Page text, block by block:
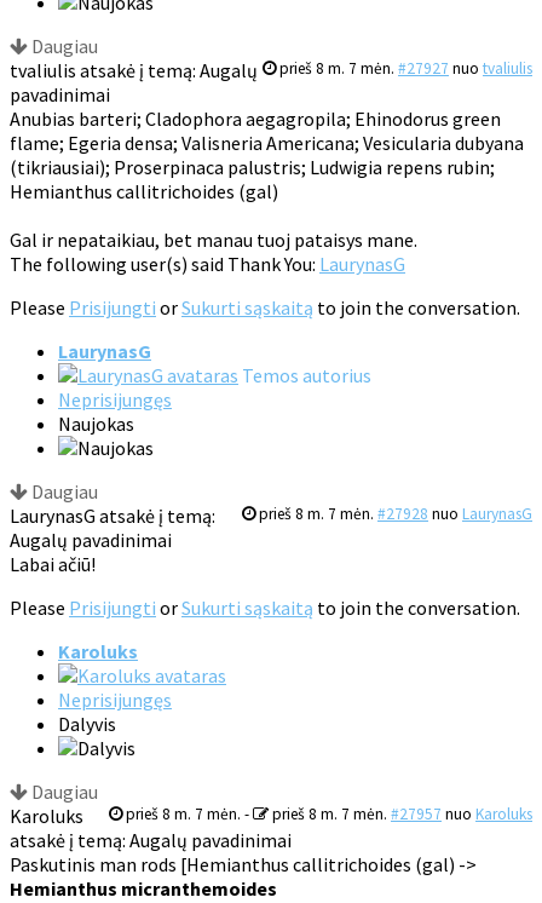
Daugiau
prieš 8 m. 7 mėn. #27927 nuo tvaliulis
tvaliulis atsakė į temą: Augalų
pavadinimai
Anubias barteri; Cladophora aegagropila; Ehinodorus green
flame; Egeria densa; Valisneria Americana; Vesicularia dubyana
(tikriausiai); Proserpinaca palustris; Ludwigia repens rubin;
Hemianthus callitrichoides (gal)
Gal ir nepataikiau, bet manau tuoj pataisys mane.
The following user(s) said Thank You: LaurynasG
Please Prisijungti orSukurti sąskaitą to join the conversation.
LaurynasG
Temos autorius
Neprisijungęs
Naujokas
Daugiau
prieš 8 m. 7 mėn. #27928 nuo LaurynasG
LaurynasG atsakė į temą:
Augalų pavadinimai
Labai ačiū!
Please Prisijungti orSukurti sąskaitą to join the conversation.
Karoluks
Neprisijungęs
Dalyvis
Daugiau
prieš 8 m. 7 mėn. - prieš 8 m. 7 mėn. #27957 nuo Karoluks
Karoluks
atsakė į temą: Augalų pavadinimai
Paskutinis man rods [Hemianthus callitrichoides (gal) ->
Hemianthus micranthemoides